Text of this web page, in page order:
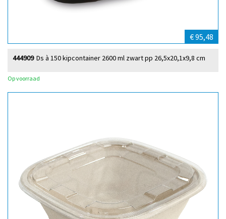
€ 95,48
Ds à 150 kipcontainer 2600 ml zwart pp 26,5x20,1x9,8 cm
444909
Op voorraad